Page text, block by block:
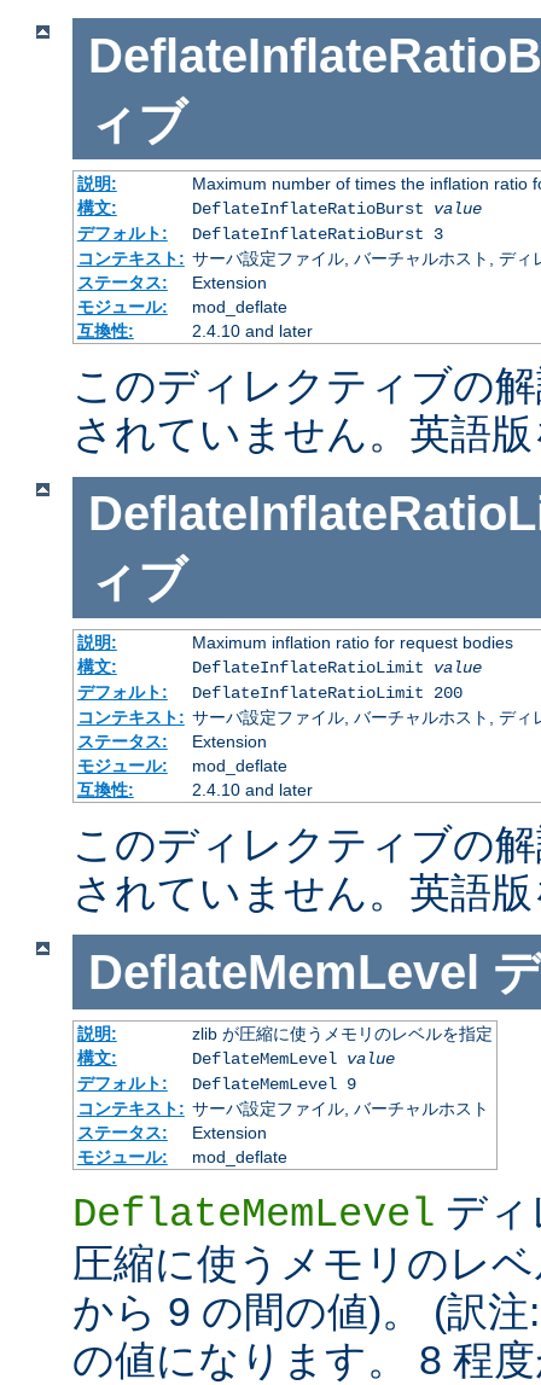
ィブ
説明:
Maximum number of times the inflation ratio
構文:
DeflateInflateRatioBurst value
デフォルト:
DeflateInflateRatioBurst 3
コンテキスト: サーバ設定ファイル, バーチャルホスト, ディ
ステータス:
Extension
モジュール:
mod_deflate
互換性:
2.4.10 and later
このディレクティブの
されていません。英語
ィブ
説明:
Maximum inflation ratio for request bodies
構文:
DeflateInflateRatioLimit value
デフォルト:
DeflateInflateRatioLimit 200
コンテキスト: サーバ設定ファイル, バーチャルホスト, ディ
ステータス:
Extension
モジュール:
mod_deflate
互換性:
2.4.10 and later
このディレクティブの
されていません。英語
DeflateMemLevel
説明:
zlib が圧縮に使うメモリのレベルを指定
構文:
DeflateMemLevel value
デフォルト:
DeflateMemLevel 9
コンテキスト: サーバ設定ファイル, バーチャルホスト
ステータス:
Extension
モジュール:
mod_deflate
DeflateMemLevel デ
圧縮に使うメモリのレ
から 9 の間の値)。 (訳
の値になります。 8 程